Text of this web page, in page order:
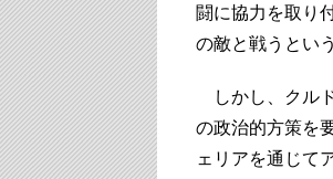
闘に協力を取り
の敵と戦うとい
しかし、クル
の政治的方策を
ェリアを通じて